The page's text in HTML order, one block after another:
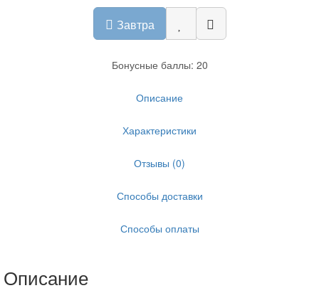
Завтра
Бонусные баллы: 20
Описание
Характеристики
Отзывы (0)
Способы доставки
Способы оплаты
Описание